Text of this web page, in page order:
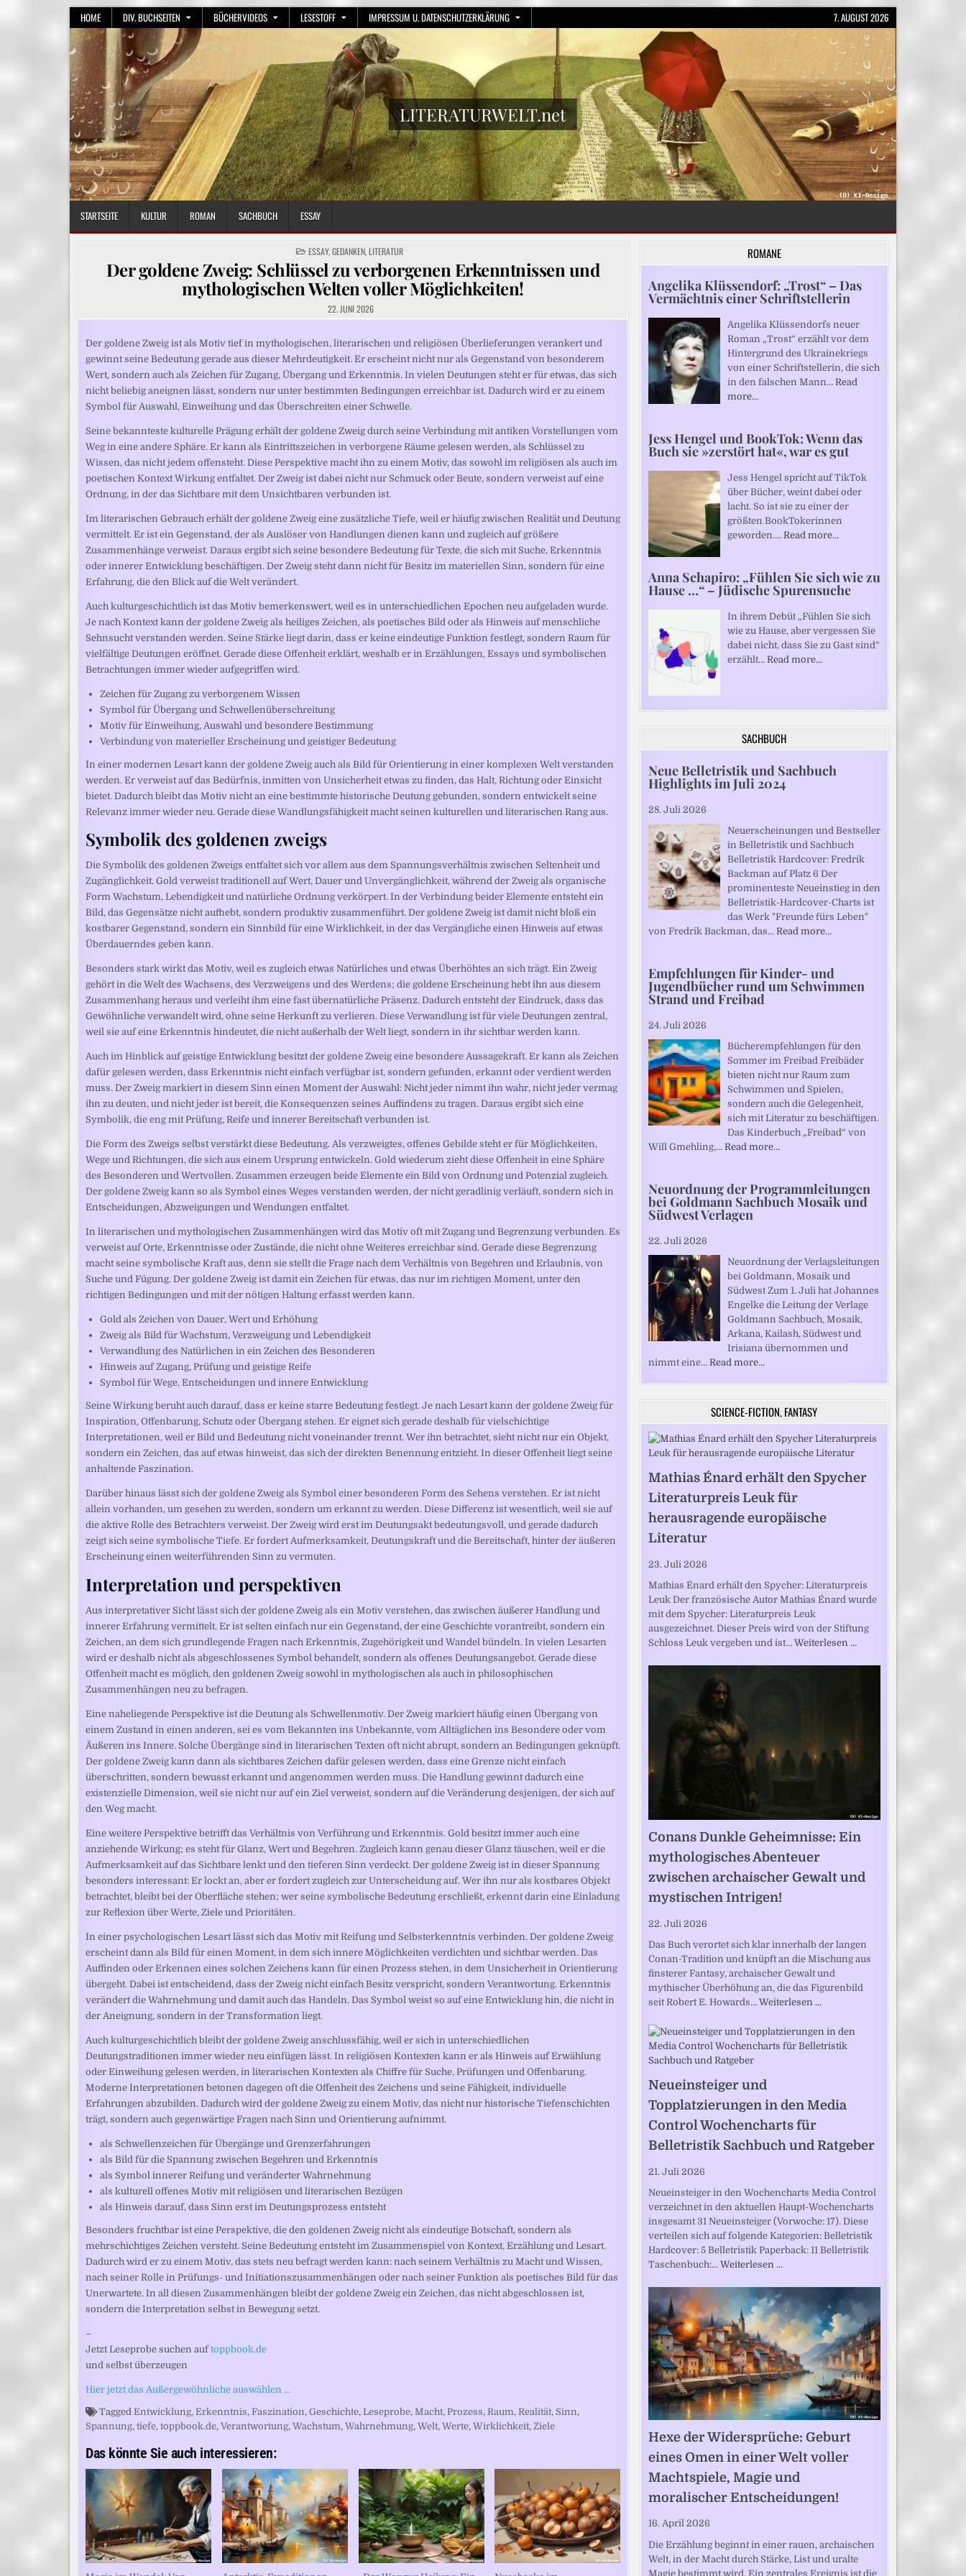
HOME DIV. BUCHSEITEN BÜCHERVIDEOS LESESTOFF IMPRESSUM U. DATENSCHUTZERKLÄRUNG 7. AUGUST 2026
LITERATURWELT.net
STARTSEITE KULTUR ROMAN SACHBUCH ESSAY
POSTED
IN
ESSAY,GEDANKEN,LITERATUR
Der goldene Zweig: Schlüssel zu verborgenen Erkenntnissen und
mythologischen Welten voller Möglichkeiten!
22. JUNI 2026
Der goldene Zweig ist als Motiv tief in mythologischen, literarischen und religiösen Überlieferungen verankert und
gewinnt seine Bedeutung gerade aus dieser Mehrdeutigkeit. Er erscheint nicht nur als Gegenstand von besonderem
Wert, sondern auch als Zeichen für Zugang, Übergang und Erkenntnis. In vielen Deutungen steht er für etwas, das sich
nicht beliebig aneignen lässt, sondern nur unter bestimmten Bedingungen erreichbar ist. Dadurch wird er zu einem
Symbol für Auswahl, Einweihung und das Überschreiten einer Schwelle.
Seine bekannteste kulturelle Prägung erhält der goldene Zweig durch seine Verbindung mit antiken Vorstellungen vom
Weg in eine andere Sphäre. Er kann als Eintrittszeichen in verborgene Räume gelesen werden, als Schlüssel zu
Wissen, das nicht jedem offensteht. Diese Perspektive macht ihn zu einem Motiv, das sowohl im religiösen als auch im
poetischen Kontext Wirkung entfaltet. Der Zweig ist dabei nicht nur Schmuck oder Beute, sondern verweist auf eine
Ordnung, in der das Sichtbare mit dem Unsichtbaren verbunden ist.
Im literarischen Gebrauch erhält der goldene Zweig eine zusätzliche Tiefe, weil er häufig zwischen Realität und Deutung
vermittelt. Er ist ein Gegenstand, der als Auslöser von Handlungen dienen kann und zugleich auf größere
Zusammenhänge verweist. Daraus ergibt sich seine besondere Bedeutung für Texte, die sich mit Suche, Erkenntnis
oder innerer Entwicklung beschäftigen. Der Zweig steht dann nicht für Besitz im materiellen Sinn, sondern für eine
Erfahrung, die den Blick auf die Welt verändert.
Auch kulturgeschichtlich ist das Motiv bemerkenswert, weil es in unterschiedlichen Epochen neu aufgeladen wurde.
Je nach Kontext kann der goldene Zweig als heiliges Zeichen, als poetisches Bild oder als Hinweis auf menschliche
Sehnsucht verstanden werden. Seine Stärke liegt darin, dass er keine eindeutige Funktion festlegt, sondern Raum für
vielfältige Deutungen eröffnet. Gerade diese Offenheit erklärt, weshalb er in Erzählungen, Essays und symbolischen
Betrachtungen immer wieder aufgegriffen wird.
Zeichen für Zugang zu verborgenem Wissen
Symbol für Übergang und Schwellenüberschreitung
Motiv für Einweihung, Auswahl und besondere Bestimmung
Verbindung von materieller Erscheinung und geistiger Bedeutung
In einer modernen Lesart kann der goldene Zweig auch als Bild für Orientierung in einer komplexen Welt verstanden
werden. Er verweist auf das Bedürfnis, inmitten von Unsicherheit etwas zu finden, das Halt, Richtung oder Einsicht
bietet. Dadurch bleibt das Motiv nicht an eine bestimmte historische Deutung gebunden, sondern entwickelt seine
Relevanz immer wieder neu. Gerade diese Wandlungsfähigkeit macht seinen kulturellen und literarischen Rang aus.
Symbolik des goldenen zweigs
Die Symbolik des goldenen Zweigs entfaltet sich vor allem aus dem Spannungsverhältnis zwischen Seltenheit und
Zugänglichkeit. Gold verweist traditionell auf Wert, Dauer und Unvergänglichkeit, während der Zweig als organische
Form Wachstum, Lebendigkeit und natürliche Ordnung verkörpert. In der Verbindung beider Elemente entsteht ein
Bild, das Gegensätze nicht aufhebt, sondern produktiv zusammenführt. Der goldene Zweig ist damit nicht bloß ein
kostbarer Gegenstand, sondern ein Sinnbild für eine Wirklichkeit, in der das Vergängliche einen Hinweis auf etwas
Überdauerndes geben kann.
Besonders stark wirkt das Motiv, weil es zugleich etwas Natürliches und etwas Überhöhtes an sich trägt. Ein Zweig
gehört in die Welt des Wachsens, des Verzweigens und des Werdens; die goldene Erscheinung hebt ihn aus diesem
Zusammenhang heraus und verleiht ihm eine fast übernatürliche Präsenz. Dadurch entsteht der Eindruck, dass das
Gewöhnliche verwandelt wird, ohne seine Herkunft zu verlieren. Diese Verwandlung ist für viele Deutungen zentral,
weil sie auf eine Erkenntnis hindeutet, die nicht außerhalb der Welt liegt, sondern in ihr sichtbar werden kann.
Auch im Hinblick auf geistige Entwicklung besitzt der goldene Zweig eine besondere Aussagekraft. Er kann als Zeichen
dafür gelesen werden, dass Erkenntnis nicht einfach verfügbar ist, sondern gefunden, erkannt oder verdient werden
muss. Der Zweig markiert in diesem Sinn einen Moment der Auswahl: Nicht jeder nimmt ihn wahr, nicht jeder vermag
ihn zu deuten, und nicht jeder ist bereit, die Konsequenzen seines Auffindens zu tragen. Daraus ergibt sich eine
Symbolik, die eng mit Prüfung, Reife und innerer Bereitschaft verbunden ist.
Die Form des Zweigs selbst verstärkt diese Bedeutung. Als verzweigtes, offenes Gebilde steht er für Möglichkeiten,
Wege und Richtungen, die sich aus einem Ursprung entwickeln. Gold wiederum zieht diese Offenheit in eine Sphäre
des Besonderen und Wertvollen. Zusammen erzeugen beide Elemente ein Bild von Ordnung und Potenzial zugleich.
Der goldene Zweig kann so als Symbol eines Weges verstanden werden, der nicht geradlinig verläuft, sondern sich in
Entscheidungen, Abzweigungen und Wendungen entfaltet.
In literarischen und mythologischen Zusammenhängen wird das Motiv oft mit Zugang und Begrenzung verbunden. Es
verweist auf Orte, Erkenntnisse oder Zustände, die nicht ohne Weiteres erreichbar sind. Gerade diese Begrenzung
macht seine symbolische Kraft aus, denn sie stellt die Frage nach dem Verhältnis von Begehren und Erlaubnis, von
Suche und Fügung. Der goldene Zweig ist damit ein Zeichen für etwas, das nur im richtigen Moment, unter den
richtigen Bedingungen und mit der nötigen Haltung erfasst werden kann.
Gold als Zeichen von Dauer, Wert und Erhöhung
Zweig als Bild für Wachstum, Verzweigung und Lebendigkeit
Verwandlung des Natürlichen in ein Zeichen des Besonderen
Hinweis auf Zugang, Prüfung und geistige Reife
Symbol für Wege, Entscheidungen und innere Entwicklung
Seine Wirkung beruht auch darauf, dass er keine starre Bedeutung festlegt. Je nach Lesart kann der goldene Zweig für
Inspiration, Offenbarung, Schutz oder Übergang stehen. Er eignet sich gerade deshalb für vielschichtige
Interpretationen, weil er Bild und Bedeutung nicht voneinander trennt. Wer ihn betrachtet, sieht nicht nur ein Objekt,
sondern ein Zeichen, das auf etwas hinweist, das sich der direkten Benennung entzieht. In dieser Offenheit liegt seine
anhaltende Faszination.
Darüber hinaus lässt sich der goldene Zweig als Symbol einer besonderen Form des Sehens verstehen. Er ist nicht
allein vorhanden, um gesehen zu werden, sondern um erkannt zu werden. Diese Differenz ist wesentlich, weil sie auf
die aktive Rolle des Betrachters verweist. Der Zweig wird erst im Deutungsakt bedeutungsvoll, und gerade dadurch
zeigt sich seine symbolische Tiefe. Er fordert Aufmerksamkeit, Deutungskraft und die Bereitschaft, hinter der äußeren
Erscheinung einen weiterführenden Sinn zu vermuten.
Interpretation und perspektiven
Aus interpretativer Sicht lässt sich der goldene Zweig als ein Motiv verstehen, das zwischen äußerer Handlung und
innerer Erfahrung vermittelt. Er ist selten einfach nur ein Gegenstand, der eine Geschichte vorantreibt, sondern ein
Zeichen, an dem sich grundlegende Fragen nach Erkenntnis, Zugehörigkeit und Wandel bündeln. In vielen Lesarten
wird er deshalb nicht als abgeschlossenes Symbol behandelt, sondern als offenes Deutungsangebot. Gerade diese
Offenheit macht es möglich, den goldenen Zweig sowohl in mythologischen als auch in philosophischen
Zusammenhängen neu zu befragen.
Eine naheliegende Perspektive ist die Deutung als Schwellenmotiv. Der Zweig markiert häufig einen Übergang von
einem Zustand in einen anderen, sei es vom Bekannten ins Unbekannte, vom Alltäglichen ins Besondere oder vom
Äußeren ins Innere. Solche Übergänge sind in literarischen Texten oft nicht abrupt, sondern an Bedingungen geknüpft.
Der goldene Zweig kann dann als sichtbares Zeichen dafür gelesen werden, dass eine Grenze nicht einfach
überschritten, sondern bewusst erkannt und angenommen werden muss. Die Handlung gewinnt dadurch eine
existenzielle Dimension, weil sie nicht nur auf ein Ziel verweist, sondern auf die Veränderung desjenigen, der sich auf
den Weg macht.
Eine weitere Perspektive betrifft das Verhältnis von Verführung und Erkenntnis. Gold besitzt immer auch eine
anziehende Wirkung; es steht für Glanz, Wert und Begehren. Zugleich kann genau dieser Glanz täuschen, weil er die
Aufmerksamkeit auf das Sichtbare lenkt und den tieferen Sinn verdeckt. Der goldene Zweig ist in dieser Spannung
besonders interessant: Er lockt an, aber er fordert zugleich zur Unterscheidung auf. Wer ihn nur als kostbares Objekt
betrachtet, bleibt bei der Oberfläche stehen; wer seine symbolische Bedeutung erschließt, erkennt darin eine Einladung
zur Reflexion über Werte, Ziele und Prioritäten.
In einer psychologischen Lesart lässt sich das Motiv mit Reifung und Selbsterkenntnis verbinden. Der goldene Zweig
erscheint dann als Bild für einen Moment, in dem sich innere Möglichkeiten verdichten und sichtbar werden. Das
Auffinden oder Erkennen eines solchen Zeichens kann für einen Prozess stehen, in dem Unsicherheit in Orientierung
übergeht. Dabei ist entscheidend, dass der Zweig nicht einfach Besitz verspricht, sondern Verantwortung. Erkenntnis
verändert die Wahrnehmung und damit auch das Handeln. Das Symbol weist so auf eine Entwicklung hin, die nicht in
der Aneignung, sondern in der Transformation liegt.
Auch kulturgeschichtlich bleibt der goldene Zweig anschlussfähig, weil er sich in unterschiedlichen
Deutungstraditionen immer wieder neu einfügen lässt. In religiösen Kontexten kann er als Hinweis auf Erwählung
oder Einweihung gelesen werden, in literarischen Kontexten als Chiffre für Suche, Prüfungen und Offenbarung.
Moderne Interpretationen betonen dagegen oft die Offenheit des Zeichens und seine Fähigkeit, individuelle
Erfahrungen abzubilden. Dadurch wird der goldene Zweig zu einem Motiv, das nicht nur historische Tiefenschichten
trägt, sondern auch gegenwärtige Fragen nach Sinn und Orientierung aufnimmt.
als Schwellenzeichen für Übergänge und Grenzerfahrungen
als Bild für die Spannung zwischen Begehren und Erkenntnis
als Symbol innerer Reifung und veränderter Wahrnehmung
als kulturell offenes Motiv mit religiösen und literarischen Bezügen
als Hinweis darauf, dass Sinn erst im Deutungsprozess entsteht
Besonders fruchtbar ist eine Perspektive, die den goldenen Zweig nicht als eindeutige Botschaft, sondern als
mehrschichtiges Zeichen versteht. Seine Bedeutung entsteht im Zusammenspiel von Kontext, Erzählung und Lesart.
Dadurch wird er zu einem Motiv, das stets neu befragt werden kann: nach seinem Verhältnis zu Macht und Wissen,
nach seiner Rolle in Prüfungs- und Initiationszusammenhängen oder nach seiner Funktion als poetisches Bild für das
Unerwartete. In all diesen Zusammenhängen bleibt der goldene Zweig ein Zeichen, das nicht abgeschlossen ist,
sondern die Interpretation selbst in Bewegung setzt.
–
Jetzt Leseprobe suchen auftoppbook.de
und selbst überzeugen
Hier jetzt das Außergewöhnliche auswählen …
Tagged Entwicklung, Erkenntnis, Faszination, Geschichte, Leseprobe, Macht, Prozess, Raum, Realität, Sinn,
Spannung, tiefe, toppbook.de, Verantwortung, Wachstum, Wahrnehmung, Welt, Werte, Wirklichkeit, Ziele
Das könnte Sie auch interessieren:
ROMANE
Angelika Klüssendorf: „Trost“ – Das
Vermächtnis einer Schriftstellerin
Angelika Klüssendorfs neuer
Roman „Trost“ erzählt vor dem
Hintergrund des Ukrainekriegs
von einer Schriftstellerin, die sich
in den falschen Mann… Read
more…
Jess Hengel und BookTok: Wenn das
Buch sie »zerstört hat«, war es gut
Jess Hengel spricht auf TikTok
über Bücher, weint dabei oder
lacht. So ist sie zu einer der
größten BookTokerinnen
geworden.… Read more…
Anna Schapiro: „Fühlen Sie sich wie zu
Hause …“ – Jüdische Spurensuche
In ihrem Debüt „Fühlen Sie sich
wie zu Hause, aber vergessen Sie
dabei nicht, dass Sie zu Gast sind“
erzählt… Read more…
SACHBUCH
Neue Belletristik und Sachbuch
Highlights im Juli 2024
28. Juli 2026
Neuerscheinungen und Bestseller
in Belletristik und Sachbuch
Belletristik Hardcover: Fredrik
Backman auf Platz 6 Der
prominenteste Neueinstieg in den
Belletristik-Hardcover-Charts ist
das Werk "Freunde fürs Leben"
von Fredrik Backman, das… Read more…
Empfehlungen für Kinder- und
Jugendbücher rund um Schwimmen
Strand und Freibad
24. Juli 2026
Bücherempfehlungen für den
Sommer im Freibad Freibäder
bieten nicht nur Raum zum
Schwimmen und Spielen,
sondern auch die Gelegenheit,
sich mit Literatur zu beschäftigen.
Das Kinderbuch „Freibad“ von
Will Gmehling,… Read more…
Neuordnung der Programmleitungen
bei Goldmann Sachbuch Mosaik und
Südwest Verlagen
22. Juli 2026
Neuordnung der Verlagsleitungen
bei Goldmann, Mosaik und
Südwest Zum 1. Juli hat Johannes
Engelke die Leitung der Verlage
Goldmann Sachbuch, Mosaik,
Arkana, Kailash, Südwest und
Irisiana übernommen und
nimmt eine… Read more…
SCIENCE-FICTION, FANTASY
Mathias Énard erhält den Spycher
Literaturpreis Leuk für
herausragende europäische
Literatur
23. Juli 2026
Mathias Énard erhält den Spycher: Literaturpreis
Leuk Der französische Autor Mathias Énard wurde
mit dem Spycher: Literaturpreis Leuk
ausgezeichnet. Dieser Preis wird von der Stiftung
Schloss Leuk vergeben und ist… Weiterlesen …
Conans Dunkle Geheimnisse: Ein
mythologisches Abenteuer
zwischen archaischer Gewalt und
mystischen Intrigen!
22. Juli 2026
Das Buch verortet sich klar innerhalb der langen
Conan-Tradition und knüpft an die Mischung aus
finsterer Fantasy, archaischer Gewalt und
mythischer Überhöhung an, die das Figurenbild
seit Robert E. Howards… Weiterlesen …
Neueinsteiger und
Topplatzierungen in den Media
Control Wochencharts für
Belletristik Sachbuch und Ratgeber
21. Juli 2026
Neueinsteiger in den Wochencharts Media Control
verzeichnet in den aktuellen Haupt-Wochencharts
insgesamt 31 Neueinsteiger (Vorwoche: 17). Diese
verteilen sich auf folgende Kategorien: Belletristik
Hardcover: 5 Belletristik Paperback: 11 Belletristik
Taschenbuch:… Weiterlesen …
Hexe der Widersprüche: Geburt
eines Omen in einer Welt voller
Machtspiele, Magie und
moralischer Entscheidungen!
16. April 2026
Die Erzählung beginnt in einer rauen, archaischen
Welt, in der Macht durch Stärke, List und uralte
Magie bestimmt wird. Ein zentrales Ereignis ist die